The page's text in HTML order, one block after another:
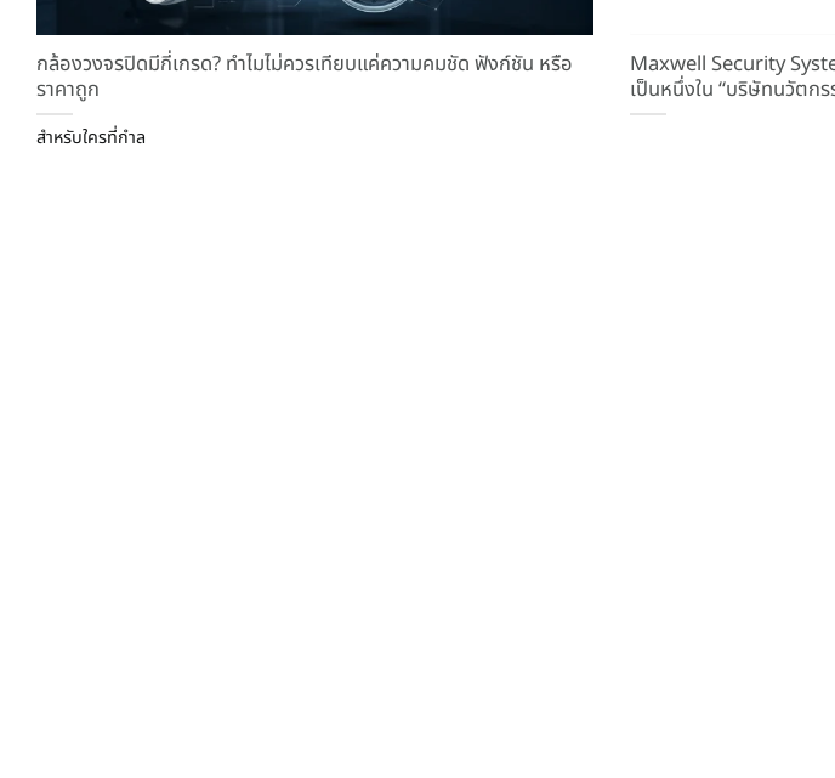
กล้องวงจรปิดมีกี่เกรด? ทำไมไม่ควรเทียบแค่ความคมชัด ฟังก์ชัน หรือ
ราคาถูก
สำหรับใครที่กำล
Maxwell Security
เป็นหนึ่งใน “บริษัทนวัตก